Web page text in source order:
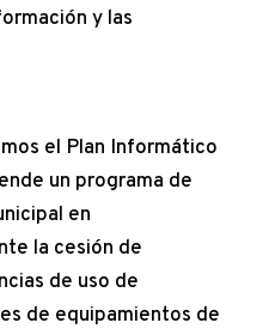
y las
el Plan Informático
un programa de
en
la cesión de
de uso de
de equipamientos de